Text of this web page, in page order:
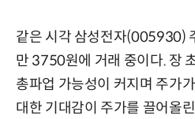
같은 시각 삼성전자(005930)
만 3750원에 거래 중이다. 장
총파업 가능성이 커지며 주가
대한 기대감이 주가를 끌어올